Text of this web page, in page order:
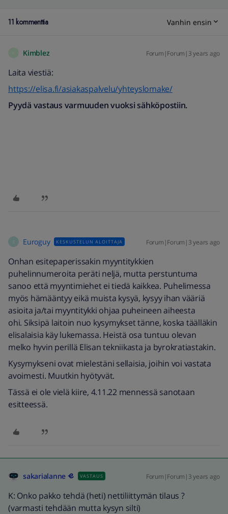
11 kommenttia Vanhin ensin
Kimblez Forum|Forum|3 years ago
Laita viestiä:
https://elisa.fi/asiakaspalvelu/yhteyslomake/
Pyydä vastaus varmuuden vuoksi sähköpostiin.
Euroguy KESKUSTELUN ALOITTAJA Forum|Forum|3 years ago
Onhan esitepaperissakin myyntitykkien
puhelinnumeroita peräti neljä, mutta perstuntuma
sanoo että myyntimiehet ei tiedä kaikkea. Puhelimessa
myös hämääntyy eikä muista kysyä, kysyy ihan vääriä
asioita ja/tai myyntitykki ohjaa puheineen aiheesta
ohi. Siksipä laitoin nuo kysymykset tänne, koska täälläkin
elisalaisia käy lukemassa. Heistä osa tuntuu olevan
melko hyvin perillä Elisan tekniikasta ja byrokratiastakin.
Kysymykseni ovat mielestäni sellaisia, joihin voi vastata
avoimesti. Muutkin hyötyvät.
Tässä ei ole vielä kiire, 4.11.22 mennessä sanotaan
esitteessä.
sakarialanne VASTAUS Forum|Forum|3 years ago
K: Onko pakko tehdä (heti) nettiliittymän tilaus ?
(varmasti tehdään mutta kysyn silti)